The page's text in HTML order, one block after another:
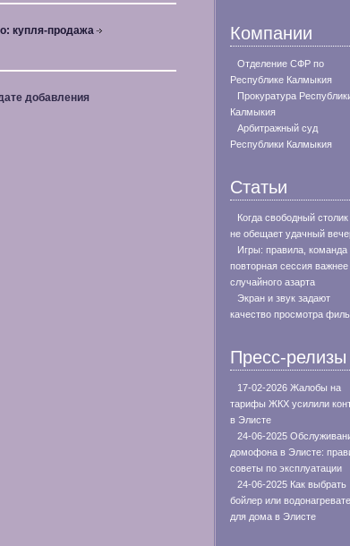
купля-продажа
добавления
Компании
Отделение СФР по
Республике Калмыкия
Прокуратура
Калмыкия
Арбитражный суд
Республики Калмыкия
Статьи
Когда свободный
не обещает удачный
Игры: правила, команда
повторная сессия важнее
случайного азарта
Экран и звук задают
качество просмотра
Пресс-релизы
17-02-2026 Жалобы на
тарифы ЖКХ усилили
в Элисте
24-06-2025
домофона в Элисте:
советы по эксплуатации
24-06-2025 Как выбрать
бойлер или
для дома в Элисте